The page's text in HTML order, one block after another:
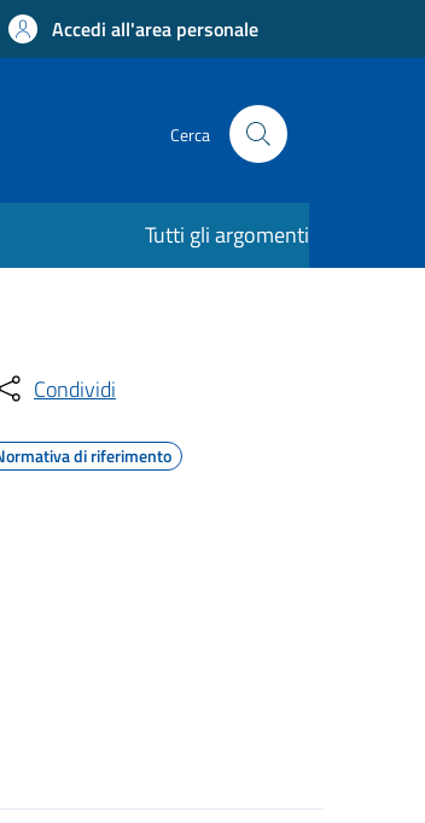
Accedi all'area personale
Cerca
Tutti gli argomenti
Condividi
di riferimento